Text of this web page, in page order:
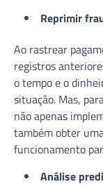
Reprimir
Ao rastrear
registros
o tempo e o
situação. Mas,
não apenas
também obter
funcionamento
Análise